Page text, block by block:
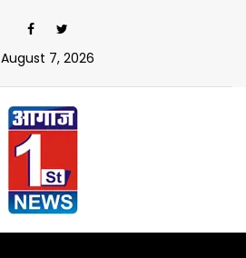
August 7, 2026